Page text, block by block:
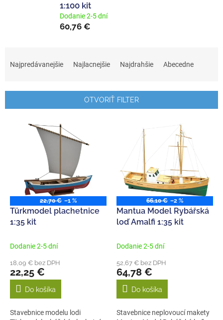
1:100 kit
Dodanie 2-5 dní
60,76 €
i
o
Najpredávanejšie Najlacnejšie Najdrahšie Abecedne
OTVORIŤ FILTER
d
u
22,70 € –1 %
Türkmodel plachetnice
1:35 kit
Dodanie 2-5 dní
18,09 € bez DPH
22,25 €
Do košíka
Stavebnice modelu lodi
66,10 € –2 %
Mantua Model Rybářská
loď Amalfi 1:35 kit
Dodanie 2-5 dní
52,67 € bez DPH
64,78 €
Do košíka
Stavebnice neplovoucí makety